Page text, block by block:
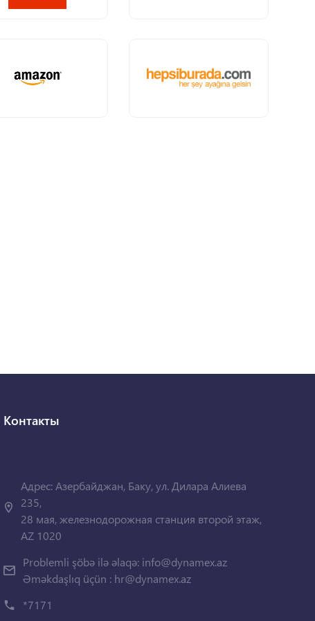
Контакты
Адрес: Азербайджан, Баку, ул. Дилара Алиева
235,
28 мая, железнодорожная станция второй этаж,
AZ 1020
Problemli şöbə ilə əlaqə: info@dynamex.az
Əməkdaşlıq üçün : hr@dynamex.az
*7171